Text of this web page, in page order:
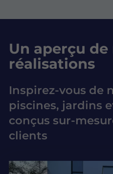
Un aperçu de
réalisations
Inspirez-vous de
piscines, jardins
conçus sur-
clients